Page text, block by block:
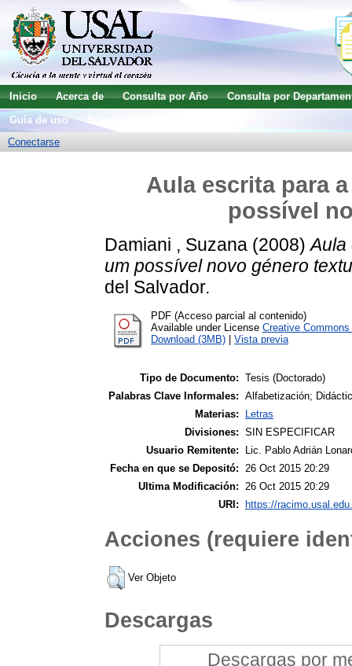
Inicio Acerca de Consulta por Año
Consulta por
Guía de uso
Conectarse
Aula escrita para
possível
Damiani , Suzana (2008)Aula
um possível novo género
del Salvador.
PDF (Acceso parcial al contenido)
Available under License Creative
Download (3MB)
Vista previa
Tipo de Documento: Tesis (Doctorado)
Palabras Clave Informales: Alfabetización;
Materias:
Letras
Divisiones: SIN ESPECIFICAR
Usuario Remitente:
Lic. Pablo Adrián
Fecha en que se Depositó: 26 Oct 2015 20:29
Ultima Modificación: 26 Oct 2015 20:29
URI:
https://
Acciones (requiere
Ver Objeto
Descargas
Descargas por